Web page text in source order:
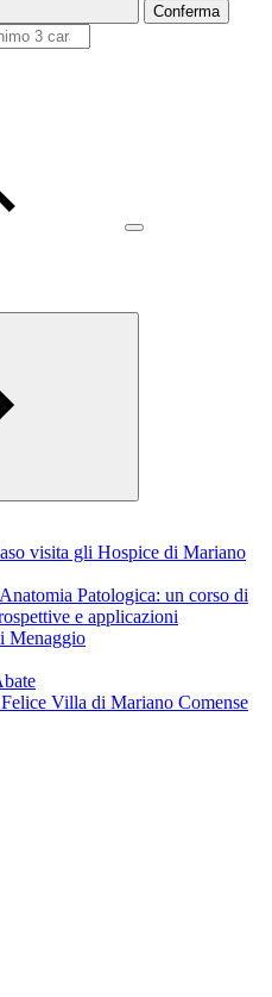
Conferma
visita gli Hospice di Mariano
Patologica: un corso di
e applicazioni
Menaggio
Villa di Mariano Comense